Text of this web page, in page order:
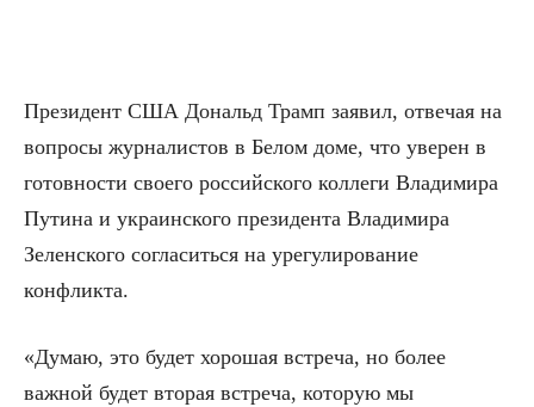
Президент США Дональд Трамп заявил, отвечая на
вопросы журналистов в Белом доме, что уверен в
готовности своего российского коллеги Владимира
Путина и украинского президента Владимира
Зеленского согласиться на урегулирование
конфликта.
«Думаю, это будет хорошая встреча, но более
важной будет вторая встреча, которую мы